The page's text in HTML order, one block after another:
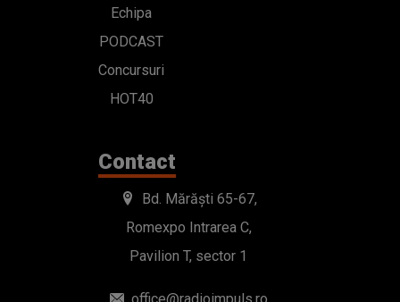
Echipa
PODCAST
Concursuri
HOT40
Contact
Bd. Mărăști 65-67,
Romexpo Intrarea C,
Pavilion T, sector 1